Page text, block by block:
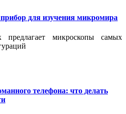
для изучения микромира
микроскопы самых
телефона: что делать